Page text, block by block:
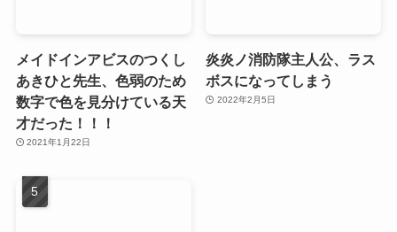
メイドインアビスのつくし
あきひと先生、色弱のため
数字で色を見分けている天
才だった！！！
2021年1月22日
炎炎ノ消防隊主人公、ラス
ボスになってしまう
2022年2月5日